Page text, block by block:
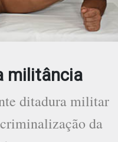
militância
ditadura militar
da